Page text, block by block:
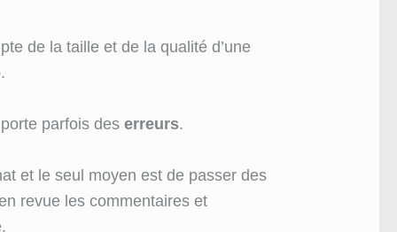
de la taille et de la qualité d’une
parfois deserreurs.
et le seul moyen est de passer des
revue les commentaires et